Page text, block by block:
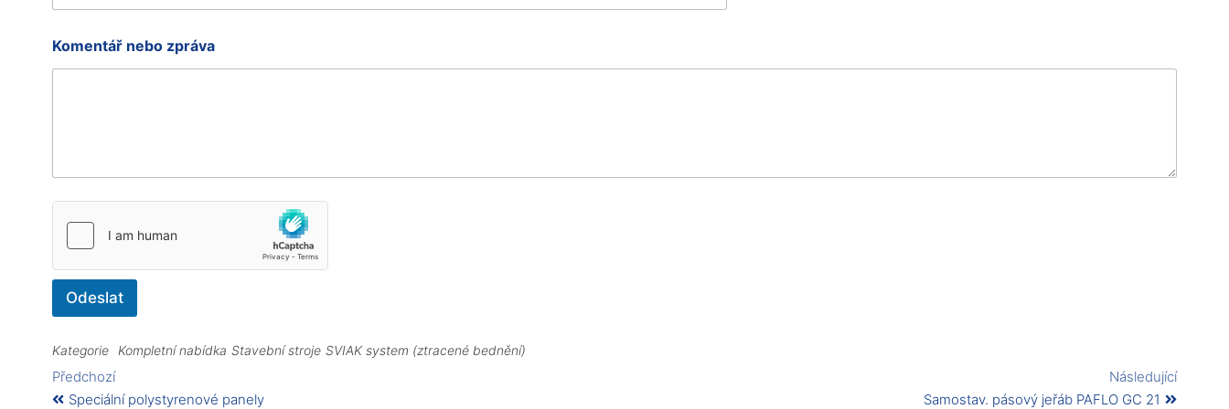
a
l
J
m
Komentář nebo zpráva
Odeslat
Kategorie Kompletní nabídka Stavební stroje SVIAK system (ztracené bednění)
Předchozí
Speciální polystyrenové panely
Následující
Samostav. pásový jeřáb PAFLO GC 21